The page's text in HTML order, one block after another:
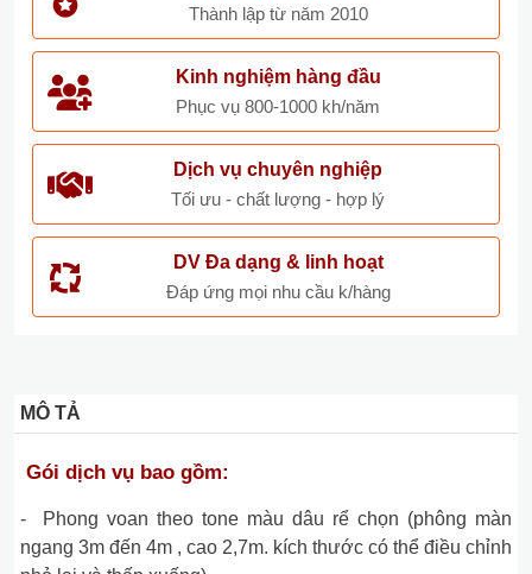
Thành lập từ năm 2010
Kinh nghiệm hàng đầu
Phục vụ 800-1000 kh/năm
Dịch vụ chuyên nghiệp
Tối ưu - chất lượng - hợp lý
DV Đa dạng & linh hoạt
Đáp ứng mọi nhu cầu k/hàng
MÔ TẢ
Gói dịch vụ bao gồm:
- Phong voan theo tone màu dâu rể chọn (phông màn
ngang 3m đến 4m , cao 2,7m. kích thước có thể điều chỉnh